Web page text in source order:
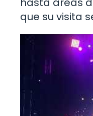
que su visita